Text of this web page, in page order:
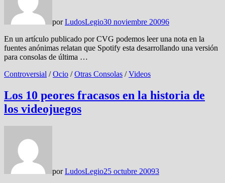
porLudosLegio30 noviembre 20096
En un artículo publicado por CVG podemos leer una nota en la
fuentes anónimas relatan que Spotify esta desarrollando una versión
para consolas de última …
Controversial /Ocio /Otras Consolas /Videos
Los 10 peores fracasos en la historia de
los videojuegos
porLudosLegio25 octubre 20093